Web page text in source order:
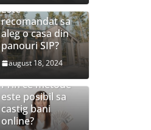
Este
recomandat sa
aleg o casa din
panouri SIP?
august 18, 2024
Prin ce metode
este posibil sa
castig bani
online?